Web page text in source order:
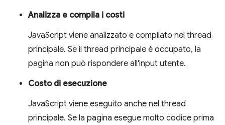
Analizza e compila i costi
JavaScript viene analizzato e compilato nel thread
principale. Se il thread principale è occupato, la
pagina non può rispondere all'input utente.
Costo di esecuzione
JavaScript viene eseguito anche nel thread
principale. Se la pagina esegue molto codice prima